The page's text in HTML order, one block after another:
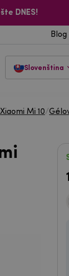
DNES!
Slovenština
Xiaomi Mi 10/